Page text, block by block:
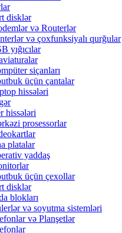
disklər
və Routerlər
və çoxfunksiyalı qurğular
yığıcılar
siçanları
üçün çantalar
hissələri
hissələri
prosessorlar
platalar
yaddaş
üçün çexollar
disklər
blokları
və soyutma sistemləri
və Planşetlər